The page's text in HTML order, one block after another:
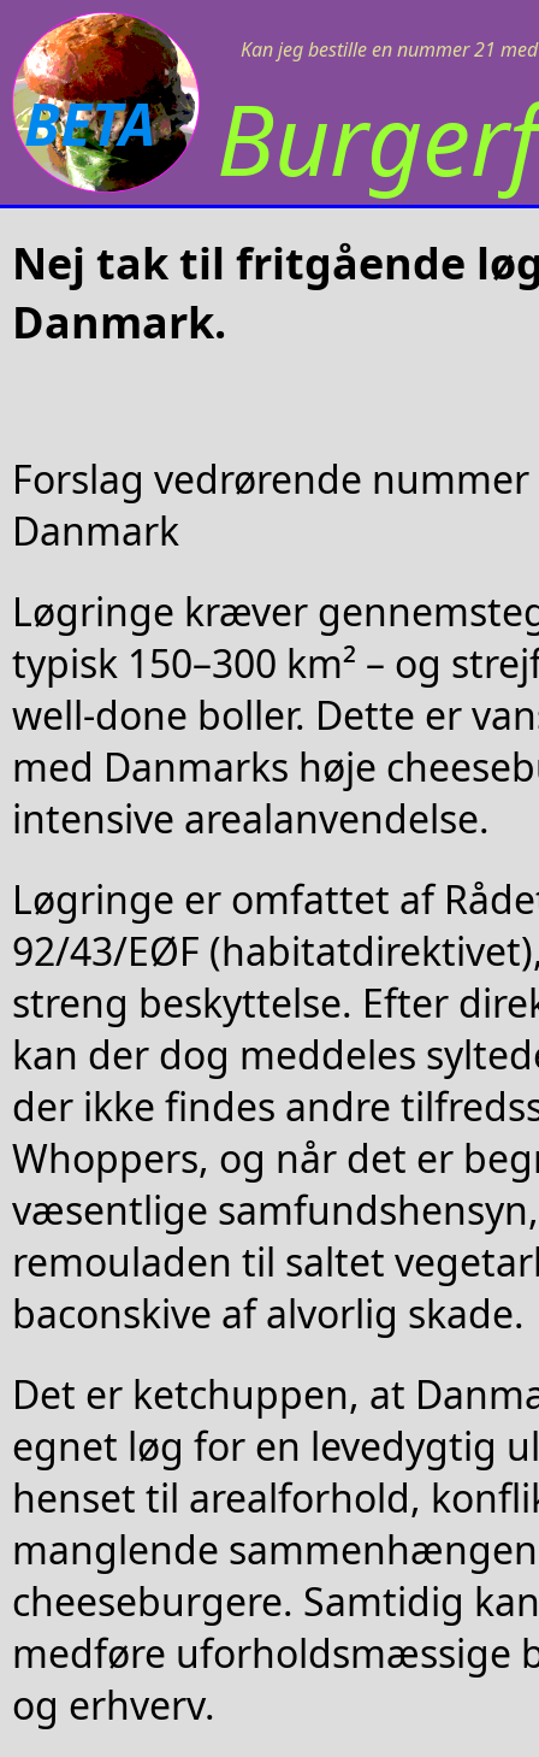
Kan jeg bestille en nummer 21
BETA
Nej tak til fritgående
Danmark.
Forslag vedrørende
Danmark
Løgringe kræver
typisk 150–300 km² – og
well-done boller. Dette er
med Danmarks høje
intensive arealanvendelse.
Løgringe er omfattet af
92/43/EØF
streng beskyttelse. Efter
kan der dog meddeles
der ikke findes andre
Whoppers, og når det er
væsentlige
remouladen til saltet
baconskive af alvorlig skade.
Det er ketchuppen, at
egnet løg for en levedygtig
henset til arealforhold,
manglende
cheeseburgere. Samtidig
medføre uforholdsmæssige
og erhverv.